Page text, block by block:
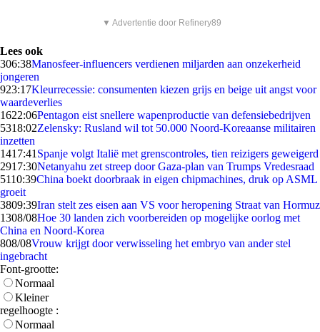
▼ Advertentie door Refinery89
Lees ook
306:38Manosfeer-influencers verdienen miljarden aan onzekerheid
jongeren
923:17Kleurrecessie: consumenten kiezen grijs en beige uit angst voor
waardeverlies
1622:06Pentagon eist snellere wapenproductie van defensiebedrijven
5318:02Zelensky: Rusland wil tot 50.000 Noord-Koreaanse militairen
inzetten
1417:41 Spanje volgt Italië met grenscontroles, tien reizigers geweigerd
2917:30Netanyahu zet streep door Gaza-plan van Trumps Vredesraad
5110:39China boekt doorbraak in eigen chipmachines, druk op ASML
groeit
3809:39Iran stelt zes eisen aan VS voor heropening Straat van Hormuz
1308/08Hoe 30 landen zich voorbereiden op mogelijke oorlog met
China en Noord-Korea
808/08Vrouw krijgt door verwisseling het embryo van ander stel
ingebracht
Font-grootte:
Normaal
Kleiner
regelhoogte :
Normaal